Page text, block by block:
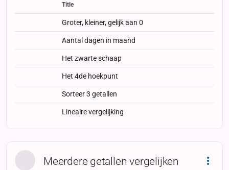
StatusStatus Type
Title
Groter, kleiner, gelijk aan 0
Aantal dagen in maand
Het zwarte schaap
Het 4de hoekpunt
Sorteer 3 getallen
Lineaire vergelijking
Meerdere getallen vergelijken